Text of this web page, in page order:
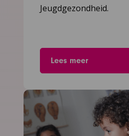
Jeugdgezondheid.
Lees meer